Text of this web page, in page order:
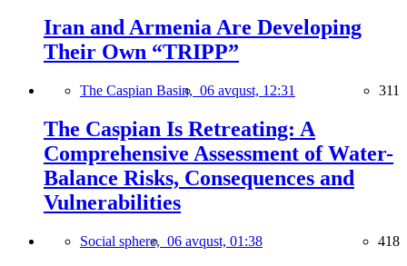
Iran and Armenia Are Developing
Their Own “TRIPP”
The Caspian Basin, 06 avqust, 12:31 311
The Caspian Is Retreating: A
Comprehensive Assessment of Water-
Balance Risks, Consequences and
Vulnerabilities
Social sphere, 06 avqust, 01:38 418